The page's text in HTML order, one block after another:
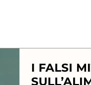
I FALSI